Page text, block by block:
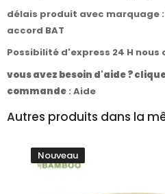
délais produit avec marquage :
accord BAT
Possibilité d'express 24 H nous
vous avez besoin d'aide ?
commande : Aide
Autres produits dans la
Nouveau